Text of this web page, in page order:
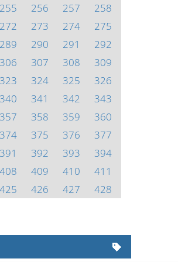
255 256 257
258
272 273 274
275
289 290 291
292
306 307 308
309
323 324 325
326
340 341 342
343
357 358 359
360
374 375 376
377
391 392 393
394
408 409 410
411
425 426 427
428